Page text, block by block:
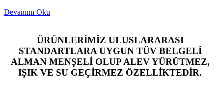
Devamını Oku
ÜRÜNLERİMİZ ULUSLARARASI
STANDARTLARA UYGUN TÜV BELGELİ
ALMAN MENŞELİ OLUP ALEV YÜRÜTMEZ,
IŞIK VE SU GEÇİRMEZ ÖZELLİKTEDİR.